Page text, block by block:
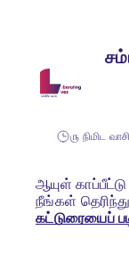
௫ நிமிட
ஆயுள்
நீங்கள்
கட்டுரையைப்